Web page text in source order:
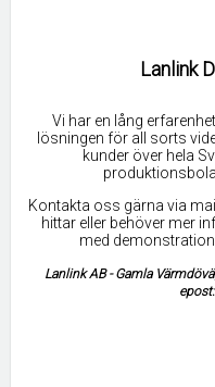
Lanlink
Vi har en lång
lösningen för all sorts
kunder över hela
Kontakta oss gärna via
hittar eller behöver mer
med
Lanlink AB - Gamla